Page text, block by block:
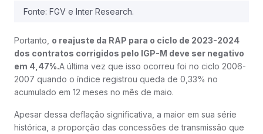
Fonte: FGV e Inter Research.
Portanto, o reajuste da RAP para o ciclo de 2023-2024
dos contratos corrigidos pelo IGP-M deve ser negativo
em 4,47%.A última vez que isso ocorreu foi no ciclo 2006-
2007 quando o índice registrou queda de 0,33% no
acumulado em 12 meses no mês de maio.
Apesar dessa deflação significativa, a maior em sua série
histórica, a proporção das concessões de transmissão que